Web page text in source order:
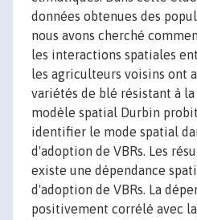
données obtenues des
nous avons cherché
les interactions spatiales
les agriculteurs voisins ont
variétés de blé résistant à la
modèle spatial Durbin
identifier le mode spatial
d'adoption de VBRs. Les
existe une dépendance
d'adoption de VBRs. La
positivement corrélé avec